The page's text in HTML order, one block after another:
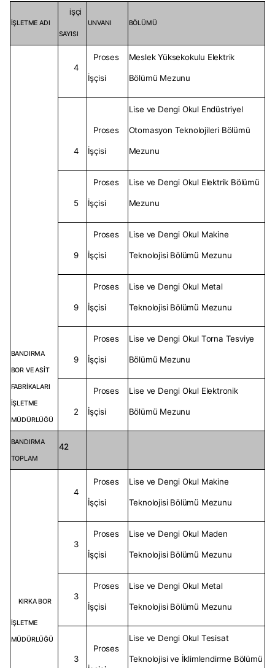
İŞLETME ADI
İŞÇİ
SAYISI
UNVANI BÖLÜMÜ
BANDIRMA
BOR VE ASİT
FABRİKALARI
İŞLETME
MÜDÜRLÜĞÜ
4
Proses
İşçisi
Meslek Yüksekokulu Elektrik
Bölümü Mezunu
4
Proses
İşçisi
Lise ve Dengi Okul Endüstriyel
Otomasyon Teknolojileri Bölümü
Mezunu
5
Proses
İşçisi
Lise ve Dengi Okul Elektrik Bölümü
Mezunu
9
Proses
İşçisi
Lise ve Dengi Okul Makine
Teknolojisi Bölümü Mezunu
9
Proses
İşçisi
Lise ve Dengi Okul Metal
Teknolojisi Bölümü Mezunu
9
Proses
İşçisi
Lise ve Dengi Okul Torna Tesviye
Bölümü Mezunu
2
Proses
İşçisi
Lise ve Dengi Okul Elektronik
Bölümü Mezunu
BANDIRMA
TOPLAM
42
KIRKA BOR
İŞLETME
MÜDÜRLÜĞÜ
4
Proses
İşçisi
Lise ve Dengi Okul Makine
Teknolojisi Bölümü Mezunu
3
Proses
İşçisi
Lise ve Dengi Okul Maden
Teknolojisi Bölümü Mezunu
3
Proses
İşçisi
Lise ve Dengi Okul Metal
Teknolojisi Bölümü Mezunu
3
Proses
Lise ve Dengi Okul Tesisat
Teknolojisi ve İklimlendirme Bölümü